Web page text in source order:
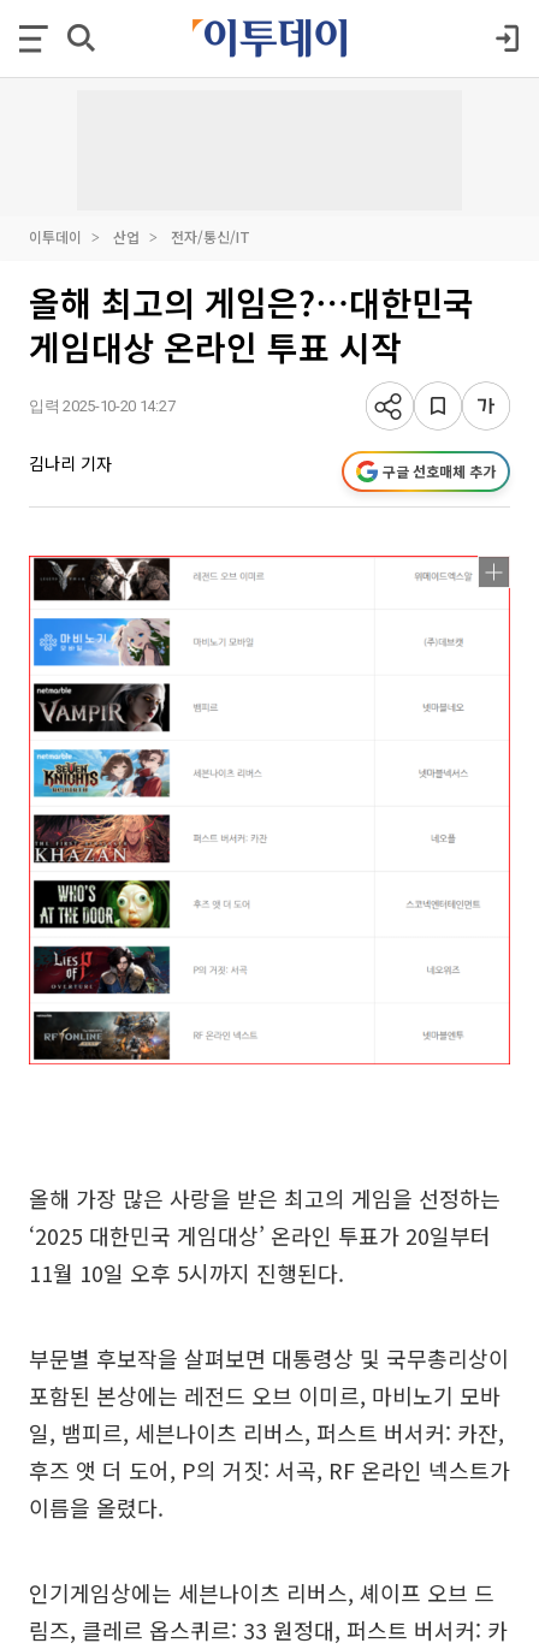
이투데이 산업 전자/통신/IT
올해 최고의 게임은?⋯대한민국
게임대상 온라인 투표 시작
입력 2025-10-20 14:27
김나리 기자 구글 선호매체 추가
올해 가장 많은 사랑을 받은 최고의 게임을 선정하는
‘2025 대한민국 게임대상’ 온라인 투표가 20일부터
11월 10일 오후 5시까지 진행된다.
부문별 후보작을 살펴보면 대통령상 및 국무총리상이
포함된 본상에는 레전드 오브 이미르, 마비노기 모바
일, 뱀피르, 세븐나이츠 리버스, 퍼스트 버서커: 카잔,
후즈 앳 더 도어, P의 거짓: 서곡, RF 온라인 넥스트가
이름을 올렸다.
인기게임상에는 세븐나이츠 리버스, 셰이프 오브 드
림즈, 클레르 옵스퀴르: 33 원정대, 퍼스트 버서커: 카